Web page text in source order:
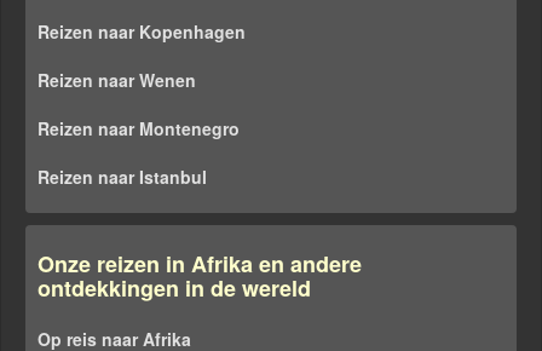
Reizen naar Kopenhagen
Reizen naar Wenen
Reizen naar Montenegro
Reizen naar Istanbul
Onze reizen in Afrika en andere
ontdekkingen in de wereld
Op reis naar Afrika